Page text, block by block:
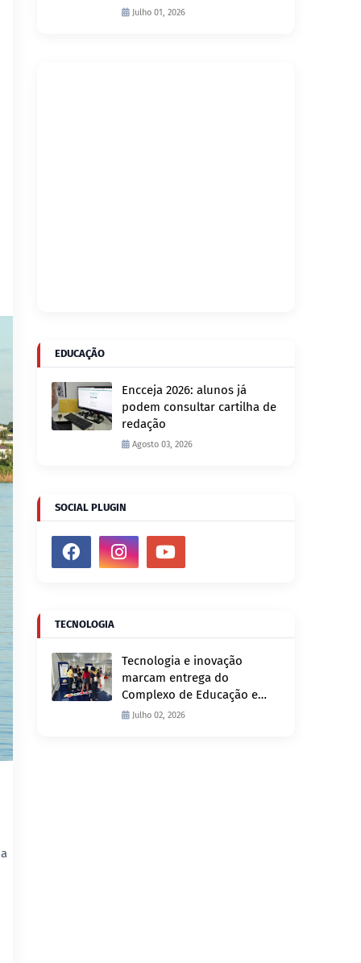
produção feminina no
Julho 01, 2026
EDUCAÇÃO
Encceja 2026: alunos já
podem consultar cartilha de
redação
Agosto 03, 2026
SOCIAL PLUGIN
TECNOLOGIA
Tecnologia e inovação
marcam entrega do
Complexo de Educação e
Fiscalização de Trânsito
Julho 02, 2026